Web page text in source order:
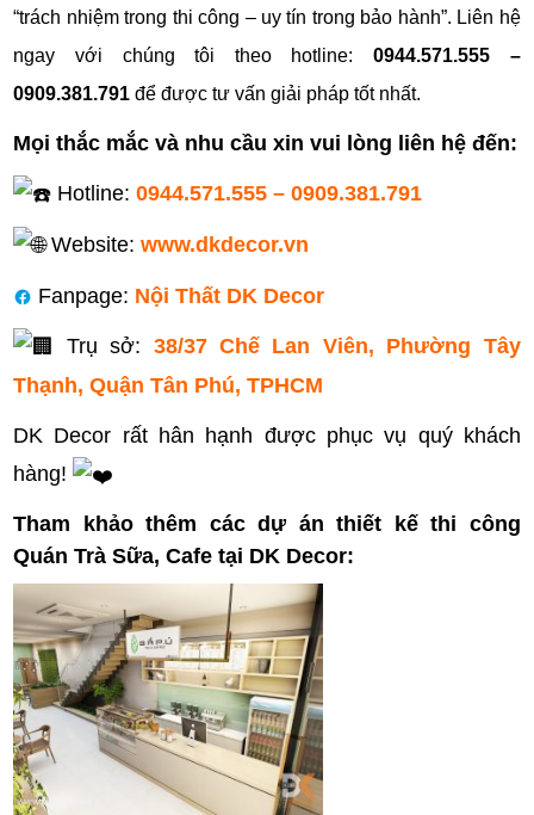
“trách nhiệm trong thi công – uy tín trong bảo hành”. Liên hệ
ngay với chúng tôi theo hotline: 0944.571.555 –
0909.381.791 để được tư vấn giải pháp tốt nhất.
Mọi thắc mắc và nhu cầu xin vui lòng liên hệ đến:
Hotline:0944.571.555 – 0909.381.791
Website:www.dkdecor.vn
Fanpage: Nội Thất DK Decor
Trụ sở: 38/37 Chế Lan Viên, Phường Tây
Thạnh, Quận Tân Phú, TPHCM
DK Decor rất hân hạnh được phục vụ quý khách
hàng!
Tham khảo thêm các dự án thiết kế thi công
Quán Trà Sữa, Cafe tại DK Decor: